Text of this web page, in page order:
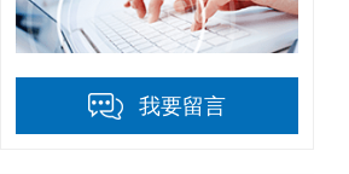
我要留言